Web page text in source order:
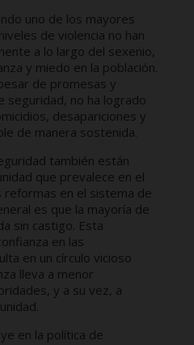
uno de los mayores
de violencia no han
a lo largo del sexenio,
y miedo en la población.
de promesas y
seguridad, no ha logrado
desapariciones y
de manera sostenida.
también están
que prevalece en el
reformas en el sistema de
es que la mayoría de
sin castigo. Esta
en las
en un círculo vicioso
lleva a menor
y a su vez, a
en la política de